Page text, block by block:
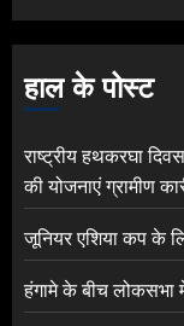
हाल के पोस्ट
राष्ट्रीय हथकरघा
की योजनाएं ग्रामीण
जूनियर एशिया कप के
हंगामे के बीच लोकसभा